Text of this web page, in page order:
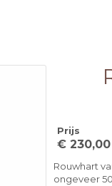
Prijs
€ 230,00
Rouwhart
ongeveer